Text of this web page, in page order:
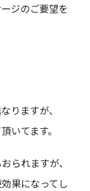
ジのご要望を
りますが、
いてます。
られますが、
果になってし